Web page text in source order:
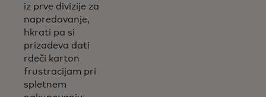
iz prve divizije za
napredovanje,
hkrati pa si
prizadeva dati
rdeči karton
frustracijam pri
spletnem